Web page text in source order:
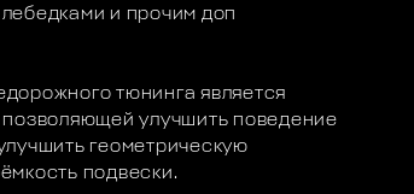
и прочим доп
тюнинга является
улучшить поведение
геометрическую
подвески.